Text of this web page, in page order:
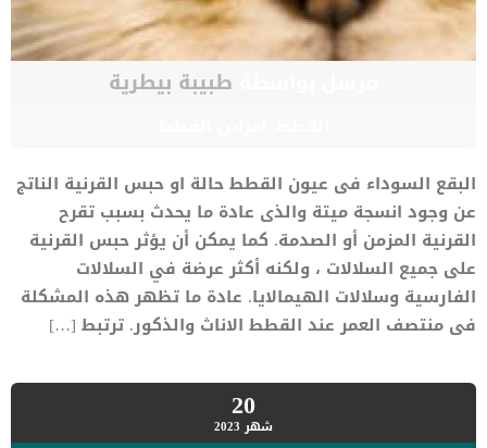
طبيبة بيطرية
البقع السوداء فى عيون القطط حالة او حبس القرنية الناتج
عن وجود انسجة ميتة والذى عادة ما يحدث بسبب تقرح
القرنية المزمن أو الصدمة. كما يمكن أن يؤثر حبس القرنية
على جميع السلالات ، ولكنه أكثر عرضة في السلالات
الفارسية وسلالات الهيمالايا. عادة ما تظهر هذه المشكلة
فى منتصف العمر عند القطط الاناث والذكور. ترتبط […]
20شهر 2023